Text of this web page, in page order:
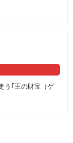
う｢王の財宝（ゲ